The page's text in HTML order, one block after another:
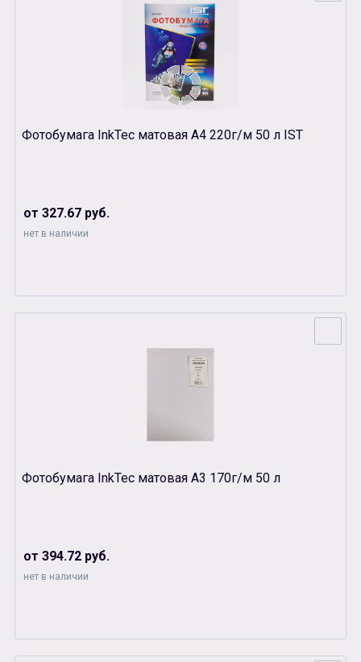
Фотобумага InkTec матовая А4 220г/м 50 л IST
от 327.67 руб.
нет в наличии
Фотобумага InkTec матовая А3 170г/м 50 л
от 394.72 руб.
нет в наличии